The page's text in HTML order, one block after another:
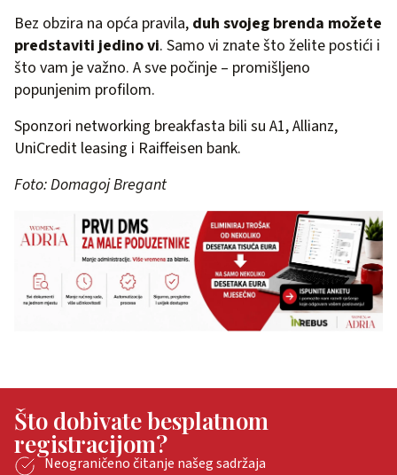
Bez obzira na opća pravila, duh svojeg brenda možete
predstaviti jedino vi. Samo vi znate što želite postići i
što vam je važno. A sve počinje – promišljeno
popunjenim profilom.
Sponzori networking breakfasta bili su A1, Allianz,
UniCredit leasing i Raiffeisen bank.
Foto: Domagoj Bregant
Što dobivate besplatnom
registracijom?
Neograničeno čitanje našeg sadržaja